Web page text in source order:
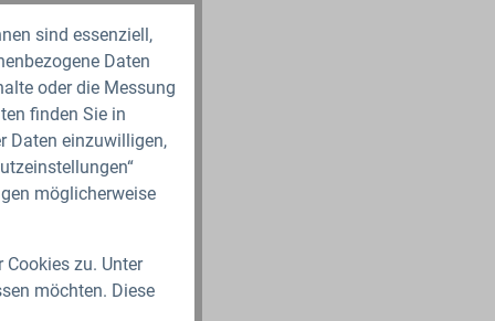
sind essenziell,
Daten
oder die Messung
finden Sie in
Daten einzuwilligen,
möglicherweise
Cookies zu. Unter
möchten. Diese